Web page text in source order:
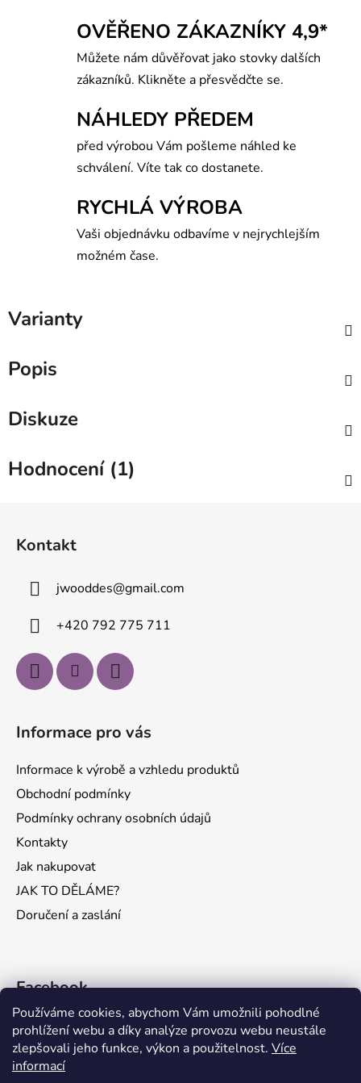
Používáme cookies, abychom Vám umožnili pohodlné
prohlížení webu a díky analýze provozu webu neustále
zlepšovali jeho funkce, výkon a použitelnost. Více
informací
OVĚŘENO ZÁKAZNÍKY 4,9*
Můžete nám důvěřovat jako stovky dalších
zákazníků. Klikněte a přesvědčte se.
NÁHLEDY PŘEDEM
před výrobou Vám pošleme náhled ke
schválení. Víte tak co dostanete.
RYCHLÁ VÝROBA
Vaši objednávku odbavíme v nejrychlejším
možném čase.
Varianty
Popis
Diskuze
Hodnocení (1)
Kontakt
jwooddes@gmail.com
+420 792 775 711
Informace pro vás
Informace k výrobě a vzhledu produktů
Obchodní podmínky
Podmínky ochrany osobních údajů
Kontakty
Jak nakupovat
JAK TO DĚLÁME?
Doručení a zaslání
Facebook